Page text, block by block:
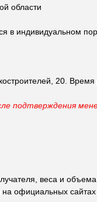
области
в индивидуальном
20.
подтверждения
веса и
официальных